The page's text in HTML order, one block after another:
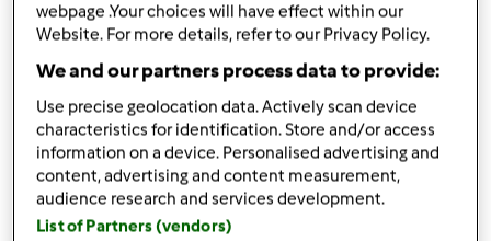
Lista zakupów
webpage .Your choices will have effect within our
Website. For more details, refer to our Privacy Policy.
We and our partners process data to provide:
Use precise geolocation data. Actively scan device
characteristics for identification. Store and/or access
information on a device. Personalised advertising and
content, advertising and content measurement,
audience research and services development.
List of Partners (vendors)